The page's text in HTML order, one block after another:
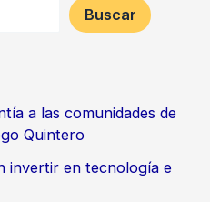
Buscar
a las comunidades de
Quintero
invertir en tecnología e